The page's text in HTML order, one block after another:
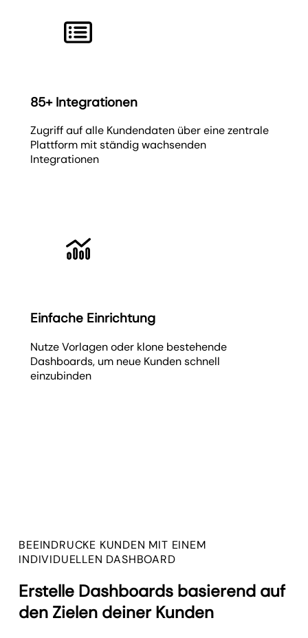
85+ Integrationen
Zugriff auf alle Kundendaten über eine zentrale
Plattform mit ständig wachsenden
Integrationen
Einfache Einrichtung
Nutze Vorlagen oder klone bestehende
Dashboards, um neue Kunden schnell
einzubinden
BEEINDRUCKE KUNDEN MIT EINEM
INDIVIDUELLEN DASHBOARD
Erstelle Dashboards basierend auf
den Zielen deiner Kunden